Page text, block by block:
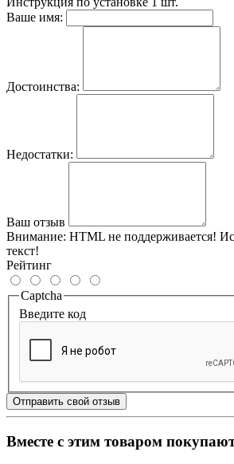
Ваше имя:
Достоинства:
Недостатки:
Ваш отзыв
Внимание: HTML не поддерживается!
текст!
Рейтинг
Captcha
Введите код
Отправить свой отзыв
Вместе с этим товаром